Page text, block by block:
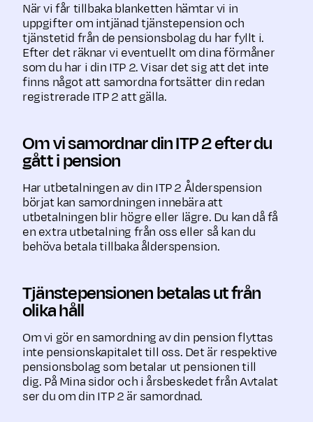
När vi får tillbaka blanketten hämtar vi in
uppgifter om intjänad tjänstepension och
tjänstetid från de pensionsbolag du har fyllt i.
Efter det räknar vi eventuellt om dina förmåner
som du har i din ITP 2. Visar det sig att det inte
finns något att samordna fortsätter din redan
registrerade ITP 2 att gälla.
Om vi samordnar din ITP 2 efter du
gått i pension
Har utbetalningen av din ITP 2 Ålderspension
börjat kan samordningen innebära att
utbetalningen blir högre eller lägre. Du kan då få
en extra utbetalning från oss eller så kan du
behöva betala tillbaka ålderspension.
Tjänstepensionen betalas ut från
olika håll
Om vi gör en samordning av din pension flyttas
inte pensionskapitalet till oss. Det är respektive
pensionsbolag som betalar ut pensionen till
dig. På Mina sidor och i årsbeskedet från Avtalat
ser du om din ITP 2 är samordnad.